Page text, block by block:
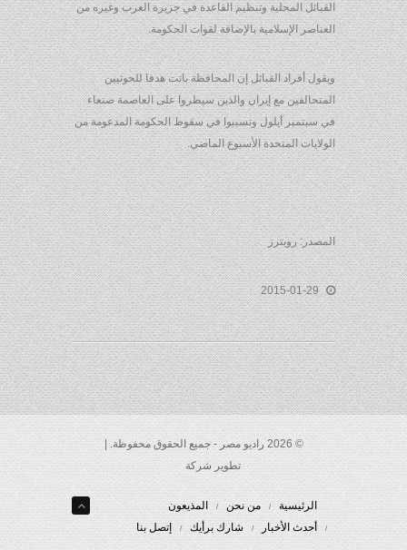
القبائل المحلية وتنظيم القاعدة في جزيرة العرب وغيره من
العناصر الإسلامية بالإضافة لقوات الحكومة.
ويقول أفراد القبائل إن المحافظة باتت هدفا للحوثيين
المتحالفين مع إيران والذين سيطروا على العاصمة صنعاء
في سبتمبر أيلول وتسببوا في سقوط الحكومة المدعومة من
الولايات المتحدة الأسبوع الماضي.
المصدر: رويترز
2015-01-29
© 2026 راديو مصر - جميع الحقوق محفوظة. |
تطوير شركة
الرئيسية من نحن
المذيعون
أحدث الأخبار
شارك برأيك إتصل بنا